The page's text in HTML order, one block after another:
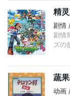
精
剧情
剧情
ズの
蔬
动画